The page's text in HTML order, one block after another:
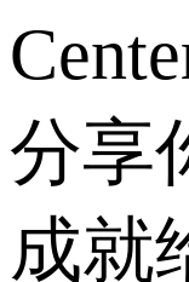
分享
成就